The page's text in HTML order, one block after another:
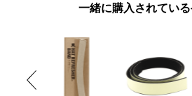
一緒に購入されてい